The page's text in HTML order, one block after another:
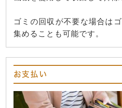
ゴミの回収が不要な場合は
集めることも可能です。
お支払い